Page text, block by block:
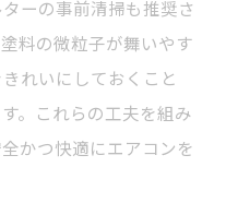
ーの事前清掃も推奨さ
料の微粒子が舞いやす
れいにしておくこと
。これらの工夫を組み
かつ快適にエアコンを